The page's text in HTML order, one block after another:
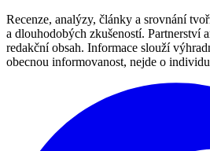
Recenze, analýzy, články a srovnání
a dlouhodobých zkušeností. Partnerství
redakční obsah. Informace slouží
obecnou informovanost, nejde o